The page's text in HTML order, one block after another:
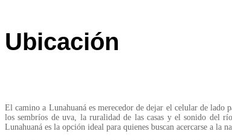
Ubicación
El camino a Lunahuaná es merecedor de dejar el celular de lado
los sembríos de uva, la ruralidad de las casas y el sonido del
Lunahuaná es la opción ideal para quienes buscan acercarse a